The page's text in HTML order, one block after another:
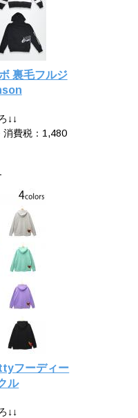
裏毛フルジ
↓↓
消費税：1,480
フーディー
ル
↓↓